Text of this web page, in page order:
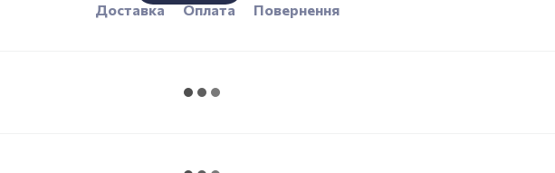
Доставка Оплата Повернення